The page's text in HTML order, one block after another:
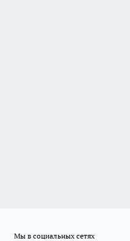
Мы в социальных сетях